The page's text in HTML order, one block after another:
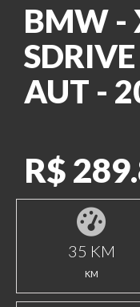
BMW -
AUT -
R$
35 KM
KM